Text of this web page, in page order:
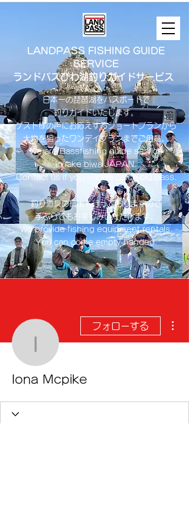
LANDPASS FISHING GUIDE
SERVICE
ランドパスびわ湖釣りガイドサービス
日本一の琵琶湖をバスボートで
釣りガイドいたします。
​ゲスト様の声にお応えするショートプランから
大物を狙ったワンデイプランまでご用意。
​We are Bassfishing guide service
in lake biwa ​JAPAN.
Contact us if you wanna catch big bass.
釣り道具の貸出も行っておりますので
手ぶらでもお楽しみいただけます。
We provide fishing equipment rentals.
You can come empty-handed.
Iona Mcpike
フォローする
Iona Mcpike